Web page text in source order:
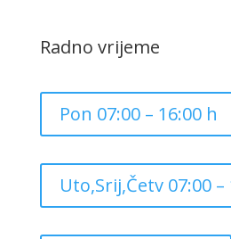
Radno vrijeme
Pon 07:00 – 16:00 h
Uto,Srij,Četv 07:00 –